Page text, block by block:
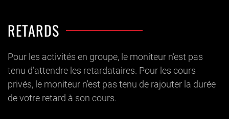
RETARDS
Pour les activités en groupe, le moniteur n’est pas
tenu d’attendre les retardataires. Pour les cours
privés, le moniteur n'est pas tenu de rajouter la durée
de votre retard à son cours.